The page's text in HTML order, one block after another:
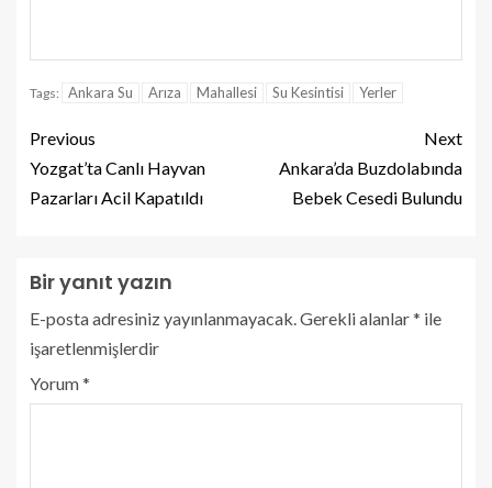
Tags: Ankara Su Arıza Mahallesi Su Kesintisi Yerler
Previous
Yozgat’ta Canlı Hayvan
Pazarları Acil Kapatıldı
Next
Ankara’da Buzdolabında
Bebek Cesedi Bulundu
Bir yanıt yazın
E-posta adresiniz yayınlanmayacak. Gerekli alanlar* ile
işaretlenmişlerdir
Yorum*